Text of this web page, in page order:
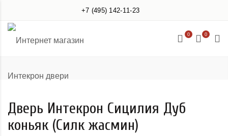
+7 (495) 142-11-23
0 0
Дверь Интекрон Сицилия Дуб
коньяк (Силк жасмин)